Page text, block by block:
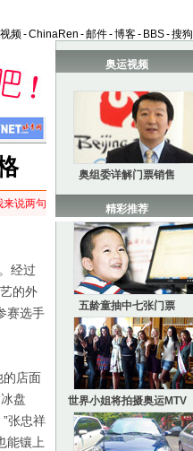
视频-ChinaRen -邮件-博客- BBS-搜狗
来说两句
经过
的外
赛选手
店面
盘
张忠祥
能镶上
奥运视频
奥组委详解门票销售
精彩推荐
五龄童抽中七张门票
世界小姐将拍摄奥运MTV